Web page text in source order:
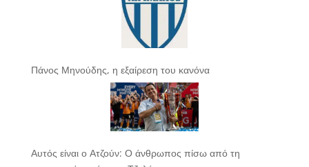
Πάνος Μηνούδης, η εξαίρεση του κανόνα
Αυτός είναι ο Ατζούν: Ο άνθρωπος πίσω από τη